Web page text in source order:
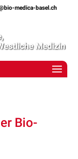
medica-basel.ch
Bio-